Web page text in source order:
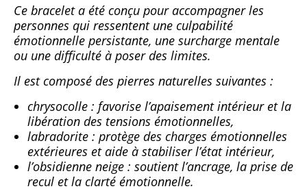
Ce bracelet a été conçu pour accompagner les
personnes qui ressentent une culpabilité
émotionnelle persistante, une surcharge mentale
ou une difficulté à poser des limites.
Il est composé des pierres naturelles suivantes :
chrysocolle : favorise l’apaisement intérieur et la
libération des tensions émotionnelles,
labradorite : protège des charges émotionnelles
extérieures et aide à stabiliser l’état intérieur,
l’obsidienne neige : soutient l’ancrage, la prise de
recul et la clarté émotionnelle.